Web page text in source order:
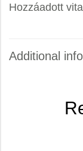
Hozzáadott
Additional